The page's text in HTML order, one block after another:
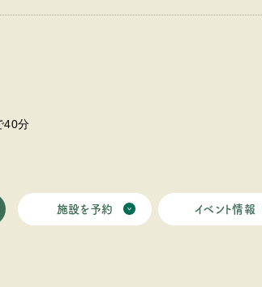
施設を予約 イベント情報
40分